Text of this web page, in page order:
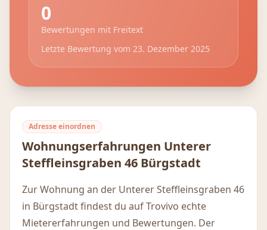
0
Bewertungen mit Freitext
Letzte Bewertung vom 23. Dezember 2025
Adresse einordnen
Wohnungserfahrungen Unterer
Steffleinsgraben 46 Bürgstadt
Zur Wohnung an der Unterer Steffleinsgraben 46
in Bürgstadt findest du auf Trovivo echte
Mietererfahrungen und Bewertungen. Der